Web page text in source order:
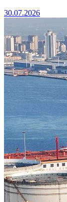
30.07.2026